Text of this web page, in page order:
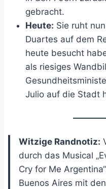
gebracht.
Heute: Sie ruht
Duartes auf dem
heute besucht
als riesiges
Julio auf die Stadt
Witzige Randnotiz:
durch das Musical
Cry for Me
Buenos Aires mit